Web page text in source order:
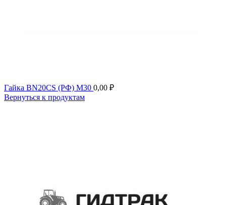
Гайка BN20CS (РФ) М30 0,00 ₽
Вернуться к продуктам